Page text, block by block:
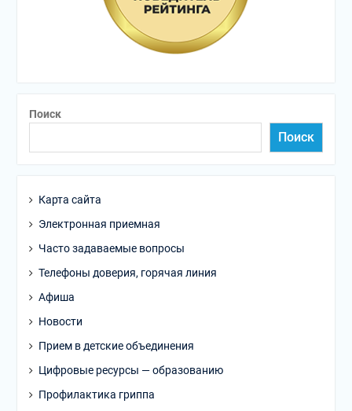
Поиск
Поиск
Карта сайта
Электронная приемная
Часто задаваемые вопросы
Телефоны доверия, горячая линия
Афиша
Новости
Прием в детские объединения
Цифровые ресурсы — образованию
Профилактика гриппа